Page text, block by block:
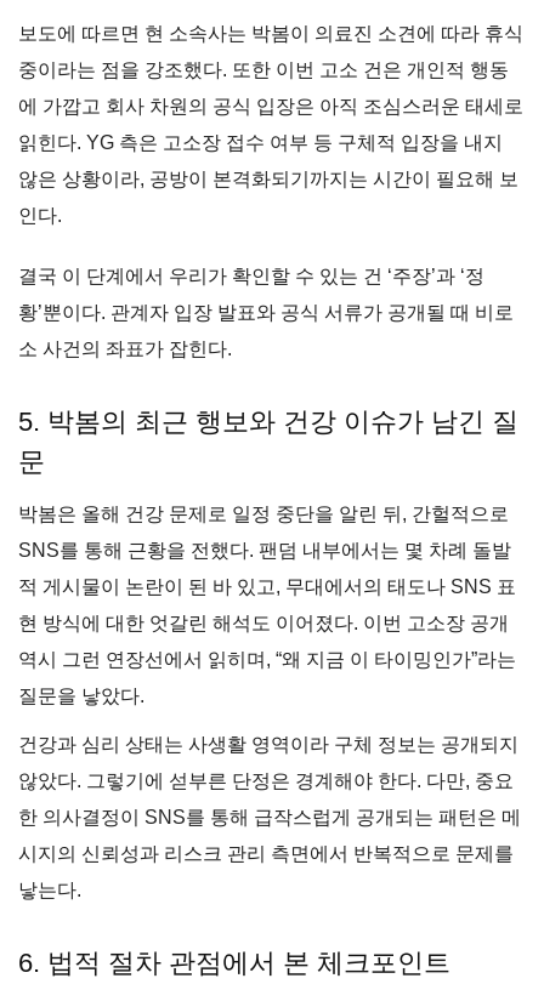
보도에 따르면 현 소속사는 박봄이 의료진 소견에 따라 휴식
중이라는 점을 강조했다. 또한 이번 고소 건은 개인적 행동
에 가깝고 회사 차원의 공식 입장은 아직 조심스러운 태세로
읽힌다. YG 측은 고소장 접수 여부 등 구체적 입장을 내지
않은 상황이라, 공방이 본격화되기까지는 시간이 필요해 보
인다.
결국 이 단계에서 우리가 확인할 수 있는 건 ‘주장’과 ‘정
황’뿐이다. 관계자 입장 발표와 공식 서류가 공개될 때 비로
소 사건의 좌표가 잡힌다.
5. 박봄의 최근 행보와 건강 이슈가 남긴 질
문
박봄은 올해 건강 문제로 일정 중단을 알린 뒤, 간헐적으로
SNS를 통해 근황을 전했다. 팬덤 내부에서는 몇 차례 돌발
적 게시물이 논란이 된 바 있고, 무대에서의 태도나 SNS 표
현 방식에 대한 엇갈린 해석도 이어졌다. 이번 고소장 공개
역시 그런 연장선에서 읽히며, “왜 지금 이 타이밍인가”라는
질문을 낳았다.
건강과 심리 상태는 사생활 영역이라 구체 정보는 공개되지
않았다. 그렇기에 섣부른 단정은 경계해야 한다. 다만, 중요
한 의사결정이 SNS를 통해 급작스럽게 공개되는 패턴은 메
시지의 신뢰성과 리스크 관리 측면에서 반복적으로 문제를
낳는다.
6. 법적 절차 관점에서 본 체크포인트